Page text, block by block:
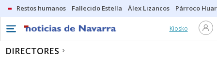
Restos humanos Fallecido Estella Álex Lizancos Párroco
Kiosko
DIRECTORES